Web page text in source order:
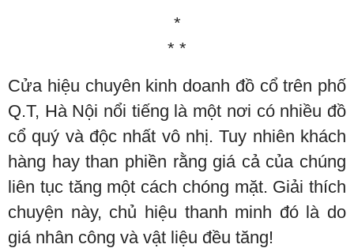
*
* *
Cửa hiệu chuyên kinh doanh đồ cổ trên phố
Q.T, Hà Nội nổi tiếng là một nơi có nhiều đồ
cổ quý và độc nhất vô nhị. Tuy nhiên khách
hàng hay than phiền rằng giá cả của chúng
liên tục tăng một cách chóng mặt. Giải thích
chuyện này, chủ hiệu thanh minh đó là do
giá nhân công và vật liệu đều tăng!